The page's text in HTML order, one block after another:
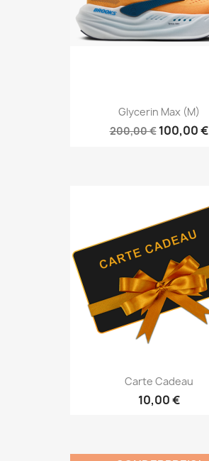
Glycerin Max (M)
200,00 € 100,00 €
Carte Cadeau
10,00 €